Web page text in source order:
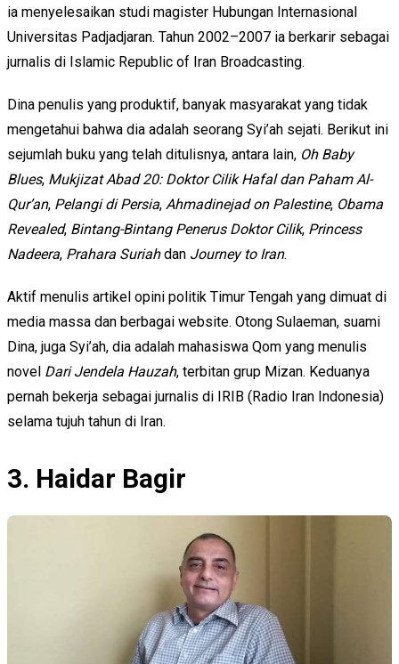
ia menyelesaikan studi magister Hubungan Internasional
Universitas Padjadjaran. Tahun 2002–2007 ia berkarir sebagai
jurnalis di Islamic Republic of Iran Broadcasting.
Dina penulis yang produktif, banyak masyarakat yang tidak
mengetahui bahwa dia adalah seorang Syi’ah sejati. Berikut ini
sejumlah buku yang telah ditulisnya, antara lain, Oh Baby
Blues, Mukjizat Abad 20: Doktor Cilik Hafal dan Paham Al-
Qur’an, Pelangi di Persia, Ahmadinejad on Palestine, Obama
Revealed, Bintang-Bintang Penerus Doktor Cilik, Princess
Nadeera, Prahara Suriahdan Journey to Iran.
Aktif menulis artikel opini politik Timur Tengah yang dimuat di
media massa dan berbagai website. Otong Sulaeman, suami
Dina, juga Syi’ah, dia adalah mahasiswa Qom yang menulis
novel Dari Jendela Hauzah, terbitan grup Mizan. Keduanya
pernah bekerja sebagai jurnalis di IRIB (Radio Iran Indonesia)
selama tujuh tahun di Iran.
3. Haidar Bagir